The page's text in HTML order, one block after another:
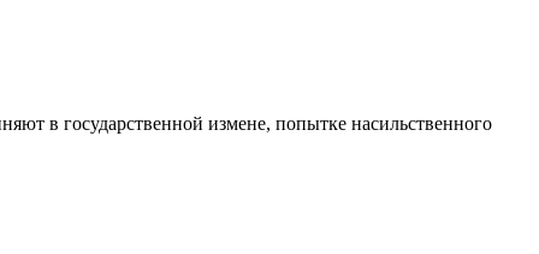
в государственной измене, попытке насильственного